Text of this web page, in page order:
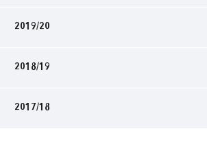
2019/20
2018/19
2017/18